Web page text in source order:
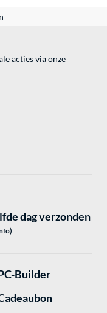
acties via onze
dag verzonden
Builder